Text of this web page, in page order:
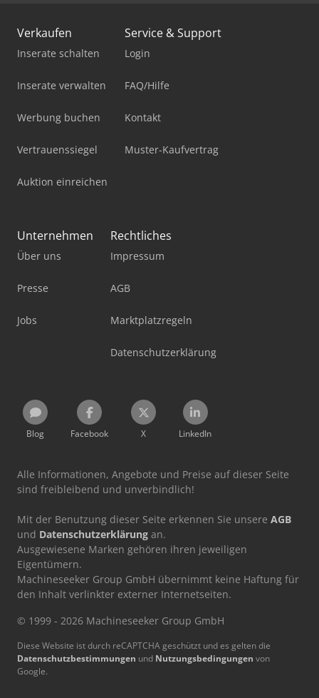
Verkaufen
Inserate schalten
Inserate verwalten
Werbung buchen
Vertrauenssiegel
Auktion einreichen
Service & Support
Login
FAQ/Hilfe
Kontakt
Muster-Kaufvertrag
Unternehmen
Über uns
Presse
Jobs
Rechtliches
Impressum
AGB
Marktplatzregeln
Datenschutzerklärung
Blog Facebook X LinkedIn
Alle Informationen, Angebote und Preise auf dieser Seite
sind freibleibend und unverbindlich!
Mit der Benutzung dieser Seite erkennen Sie unsere AGB
und Datenschutzerklärung an.
Ausgewiesene Marken gehören ihren jeweiligen
Eigentümern.
Machineseeker Group GmbH übernimmt keine Haftung für
den Inhalt verlinkter externer Internetseiten.
© 1999 - 2026 Machineseeker Group GmbH
Diese Website ist durch reCAPTCHA geschützt und es gelten die
Datenschutzbestimmungen und Nutzungsbedingungen von
Google.